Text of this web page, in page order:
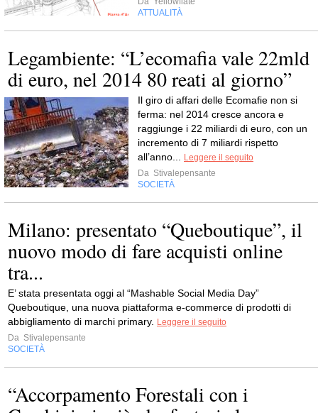
ATTUALITÀ
Legambiente: “L’ecomafia vale 22mld
di euro, nel 2014 80 reati al giorno”
Il giro di affari delle Ecomafie non si
ferma: nel 2014 cresce ancora e
raggiunge i 22 miliardi di euro, con un
incremento di 7 miliardi rispetto
all’anno...
Leggere il seguito
Da Stivalepensante
SOCIETÀ
Milano: presentato “Queboutique”, il
nuovo modo di fare acquisti online
tra...
E’ stata presentata oggi al “Mashable Social Media Day”
Queboutique, una nuova piattaforma e-commerce di prodotti di
abbigliamento di marchi primary.
Leggere il seguito
Da Stivalepensante
SOCIETÀ
“Accorpamento Forestali con i